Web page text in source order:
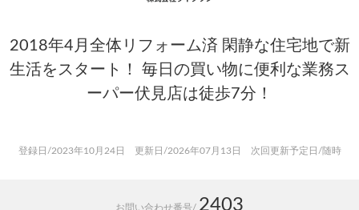
2018年4月全体リフォーム済♩ 閑静な住宅地で新
生活をスタート！ 毎日の買い物に便利な業務ス
ーパー伏見店は徒歩7分！
登録日/2023年10月24日 更新日/2026年07月13日 次回更新予定日/随時
お問い合わせ番号/ 2403